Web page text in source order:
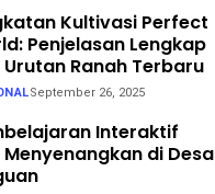
Kultivasi Perfect
Penjelasan Lengkap
Ranah Terbaru
September 26, 2025
Interaktif
di Desa